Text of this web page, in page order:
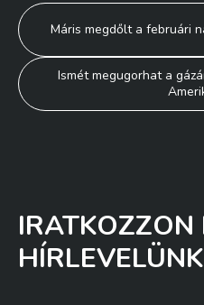
Bejegyzés
navigáció
Máris megdőlt a februári
Ismét megugorhat a
IRATKOZZON